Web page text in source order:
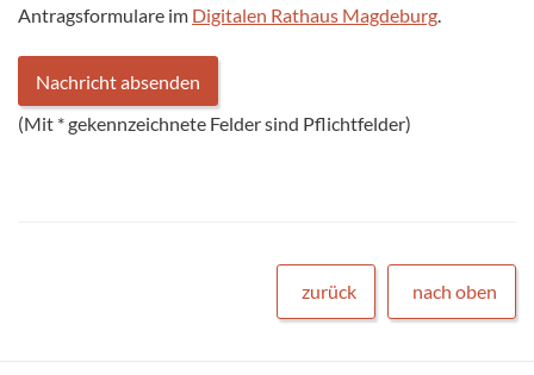
Antragsformulare im Digitalen Rathaus Magdeburg.
(Mit *gekennzeichnete Felder sind Pflichtfelder)
zurück nach oben